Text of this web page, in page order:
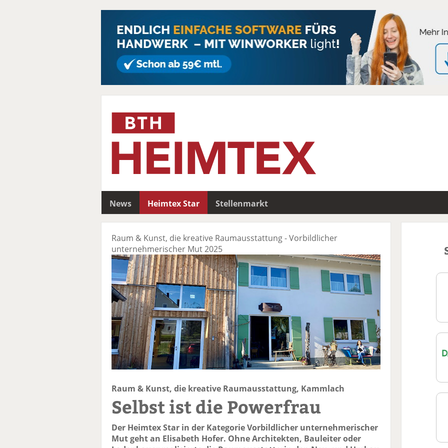
News Heimtex Star
Stellenmarkt
Raum & Kunst, die kreative Raumausstattung - Vorbildlicher
unternehmerischer Mut 2025
Raum & Kunst, die kreative Raumausstattung, Kammlach
Selbst ist die Powerfrau
Der Heimtex Star in der Kategorie Vorbildlicher unternehmerischer
Mut geht an Elisabeth Hofer. Ohne Architekten, Bauleiter oder